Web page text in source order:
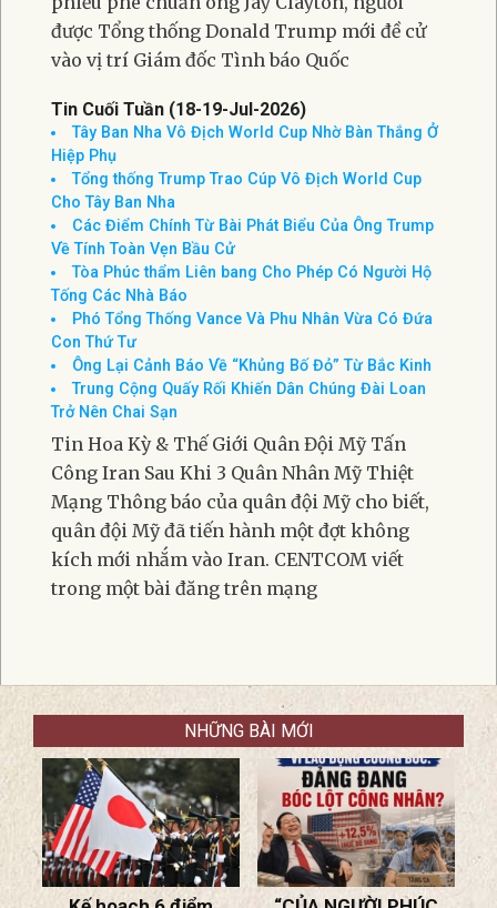
được Tổng thống Donald Trump mới đề cử
vào vị trí Giám đốc Tình báo Quốc
Tin Cuối Tuần (18-19-Jul-2026)
Tây Ban Nha Vô Địch World Cup Nhờ Bàn Thắng Ở
Hiệp Phụ
Tổng thống Trump Trao Cúp Vô Địch World Cup
Cho Tây Ban Nha
Các Điểm Chính Từ Bài Phát Biểu Của Ông Trump
Về Tính Toàn Vẹn Bầu Cử
Tòa Phúc thẩm Liên bang Cho Phép Có Người Hộ
Tống Các Nhà Báo
Phó Tổng Thống Vance Và Phu Nhân Vừa Có Đứa
Con Thứ Tư
Ông Lại Cảnh Báo Về “Khủng Bố Đỏ” Từ Bắc Kinh
Trung Cộng Quấy Rối Khiến Dân Chúng Đài Loan
Trở Nên Chai Sạn
Tin Hoa Kỳ & Thế Giới Quân Đội Mỹ Tấn
Công Iran Sau Khi 3 Quân Nhân Mỹ Thiệt
Mạng Thông báo của quân đội Mỹ cho biết,
quân đội Mỹ đã tiến hành một đợt không
kích mới nhắm vào Iran. CENTCOM viết
trong một bài đăng trên mạng
NHỮNG BÀI MỚI